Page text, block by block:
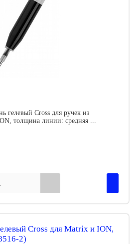
гелевый Cross для ручек из
толщина линии: средняя ...
Cross для Matrix и ION,
2)